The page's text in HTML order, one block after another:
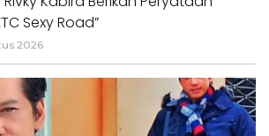
Sexy Road”
2026